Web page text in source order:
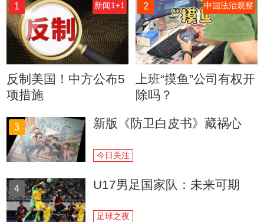
1 新闻1+1
反制美国！中方公布5
项措施
2 中国法治观察
上班“摸鱼”公司有权开
除吗？
3 新版《防卫白皮书》藏祸心
今日关注
4 U17男足国家队：未来可期
足球之夜